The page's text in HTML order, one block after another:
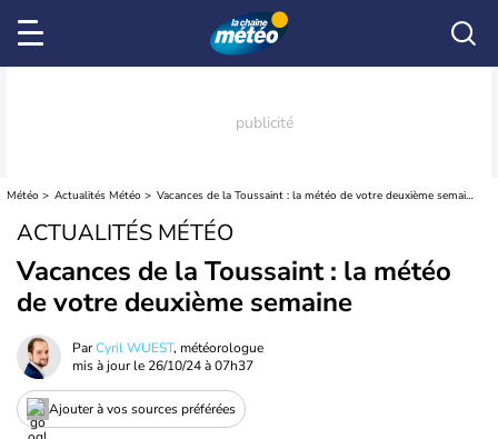
Météo Actualités Météo Vacances de la Toussaint : la météo de votre deuxième semaine
ACTUALITÉS MÉTÉO
Vacances de la Toussaint : la météo
de votre deuxième semaine
ParCyril WUEST, météorologue
mis à jour le 26/10/24 à 07h37
Ajouter à vos sources préférées